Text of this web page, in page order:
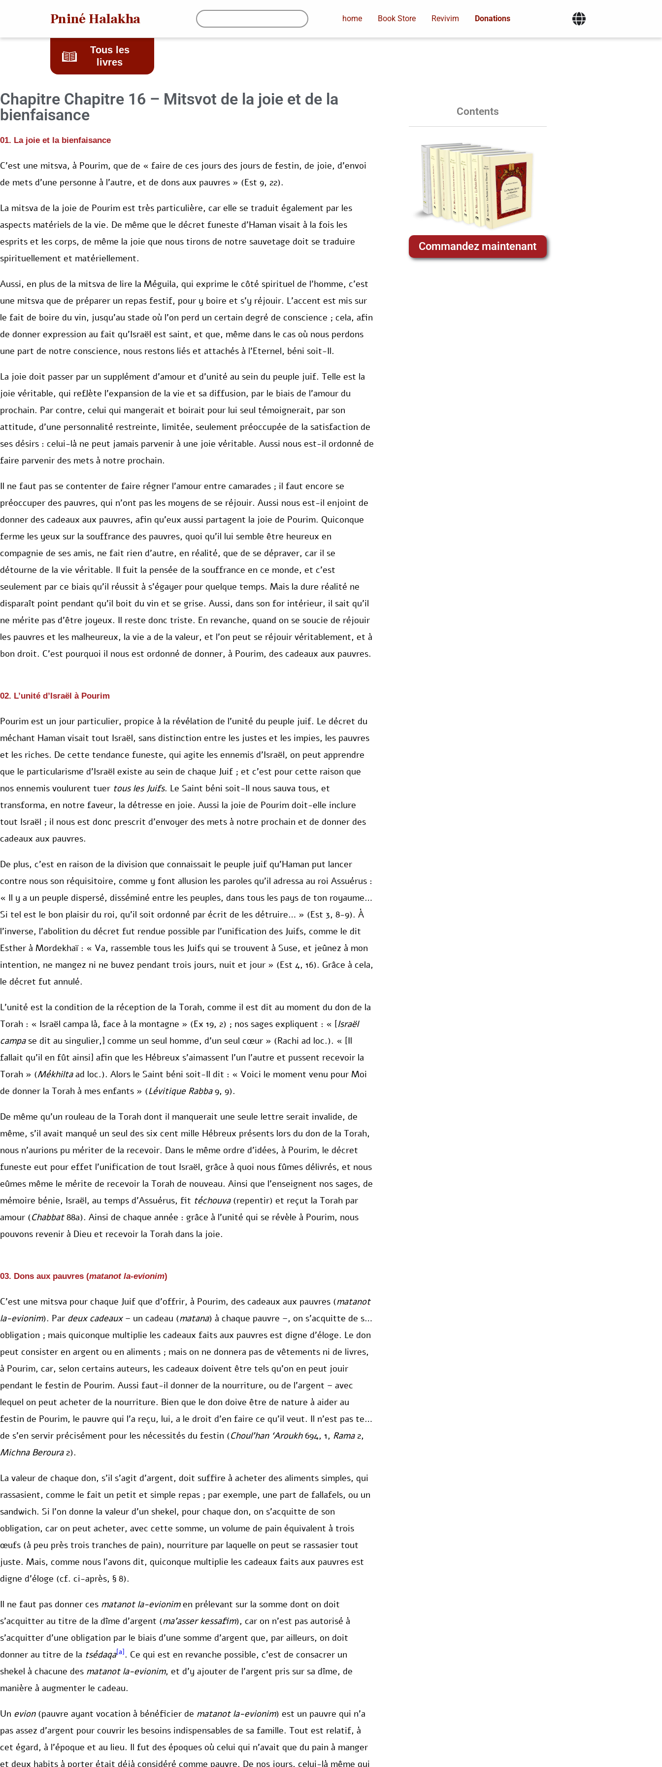
Pniné Halakha home Book Store Revivim Donations
Tous les
livres
Chapitre 16 – Mitsvot de la joie et de la
bienfaisance
01. La joie et la bienfaisance
C’est une mitsva, à Pourim, que de « faire de ces jours des jours de festin, de joie, d’envoi
de mets d’une personne à l’autre, et de dons aux pauvres » (Est 9, 22).
La mitsva de la joie de Pourim est très particulière, car elle se traduit également par les
aspects matériels de la vie. De même que le décret funeste d’Haman visait à la fois les
esprits et les corps, de même la joie que nous tirons de notre sauvetage doit se traduire
spirituellement et matériellement.
Aussi, en plus de la mitsva de lire la Méguila, qui exprime le côté spirituel de l’homme, c’est
une mitsva que de préparer un repas festif, pour y boire et s’y réjouir. L’accent est mis sur
le fait de boire du vin, jusqu’au stade où l’on perd un certain degré de conscience ; cela, afin
de donner expression au fait qu’Israël est saint, et que, même dans le cas où nous perdons
une part de notre conscience, nous restons liés et attachés à l’Eternel, béni soit-Il.
La joie doit passer par un supplément d’amour et d’unité au sein du peuple juif. Telle est la
joie véritable, qui reflète l’expansion de la vie et sa diffusion, par le biais de l’amour du
prochain. Par contre, celui qui mangerait et boirait pour lui seul témoignerait, par son
attitude, d’une personnalité restreinte, limitée, seulement préoccupée de la satisfaction de
ses désirs : celui-là ne peut jamais parvenir à une joie véritable. Aussi nous est-il ordonné de
faire parvenir des mets à notre prochain.
Il ne faut pas se contenter de faire régner l’amour entre camarades ; il faut encore se
préoccuper des pauvres, qui n’ont pas les moyens de se réjouir. Aussi nous est-il enjoint de
donner des cadeaux aux pauvres, afin qu’eux aussi partagent la joie de Pourim. Quiconque
ferme les yeux sur la souffrance des pauvres, quoi qu’il lui semble être heureux en
compagnie de ses amis, ne fait rien d’autre, en réalité, que de se dépraver, car il se
détourne de la vie véritable. Il fuit la pensée de la souffrance en ce monde, et c’est
seulement par ce biais qu’il réussit à s’égayer pour quelque temps. Mais la dure réalité ne
disparaît point pendant qu’il boit du vin et se grise. Aussi, dans son for intérieur, il sait qu’il
ne mérite pas d’être joyeux. Il reste donc triste. En revanche, quand on se soucie de réjouir
les pauvres et les malheureux, la vie a de la valeur, et l’on peut se réjouir véritablement, et à
bon droit. C’est pourquoi il nous est ordonné de donner, à Pourim, des cadeaux aux pauvres.
02. L’unité d’Israël à Pourim
Pourim est un jour particulier, propice à la révélation de l’unité du peuple juif. Le décret du
méchant Haman visait tout Israël, sans distinction entre les justes et les impies, les pauvres
et les riches. De cette tendance funeste, qui agite les ennemis d’Israël, on peut apprendre
que le particularisme d’Israël existe au sein de chaque Juif ; et c’est pour cette raison que
nos ennemis voulurent tuer tous les Juifs. Le Saint béni soit-Il nous sauva tous, et
transforma, en notre faveur, la détresse en joie. Aussi la joie de Pourim doit-elle inclure
tout Israël ; il nous est donc prescrit d’envoyer des mets à notre prochain et de donner des
cadeaux aux pauvres.
De plus, c’est en raison de la division que connaissait le peuple juif qu’Haman put lancer
contre nous son réquisitoire, comme y font allusion les paroles qu’il adressa au roi Assuérus :
« Il y a un peuple dispersé, disséminé entre les peuples, dans tous les pays de ton royaume…
Si tel est le bon plaisir du roi, qu’il soit ordonné par écrit de les détruire… » (Est 3, 8-9). À
l’inverse, l’abolition du décret fut rendue possible par l’unification des Juifs, comme le dit
Esther à Mordekhaï : « Va, rassemble tous les Juifs qui se trouvent à Suse, et jeûnez à mon
intention, ne mangez ni ne buvez pendant trois jours, nuit et jour » (Est 4, 16). Grâce à cela,
le décret fut annulé.
L’unité est la condition de la réception de la Torah, comme il est dit au moment du don de la
Torah : « Israël campa là, face à la montagne » (Ex 19, 2) ; nos sages expliquent : « [Israël
campase dit au singulier,] comme un seul homme, d’un seul cœur » (Rachi ad loc.). « [Il
fallait qu’il en fût ainsi] afin que les Hébreux s’aimassent l’un l’autre et pussent recevoir la
Torah » (Mékhiltaad loc.). Alors le Saint béni soit-Il dit : « Voici le moment venu pour Moi
de donner la Torah à mes enfants » (Lévitique Rabba9, 9).
De même qu’un rouleau de la Torah dont il manquerait une seule lettre serait invalide, de
même, s’il avait manqué un seul des six cent mille Hébreux présents lors du don de la Torah,
nous n’aurions pu mériter de la recevoir. Dans le même ordre d’idées, à Pourim, le décret
funeste eut pour effet l’unification de tout Israël, grâce à quoi nous fûmes délivrés, et nous
eûmes même le mérite de recevoir la Torah de nouveau. Ainsi que l’enseignent nos sages, de
mémoire bénie, Israël, au temps d’Assuérus, fit téchouva(repentir) et reçut la Torah par
amour (Chabbat88a). Ainsi de chaque année : grâce à l’unité qui se révèle à Pourim, nous
pouvons revenir à Dieu et recevoir la Torah dans la joie.
03. Dons aux pauvres (matanot la-evionim)
C’est une mitsva pour chaque Juif que d’offrir, à Pourim, des cadeaux aux pauvres (matanot
la-evionim). Par deux cadeaux– un cadeau (matana) à chaque pauvre –, on s’acquitte de son
obligation ; mais quiconque multiplie les cadeaux faits aux pauvres est digne d’éloge. Le don
peut consister en argent ou en aliments ; mais on ne donnera pas de vêtements ni de livres,
à Pourim, car, selon certains auteurs, les cadeaux doivent être tels qu’on en peut jouir
pendant le festin de Pourim. Aussi faut-il donner de la nourriture, ou de l’argent – avec
lequel on peut acheter de la nourriture. Bien que le don doive être de nature à aider au
festin de Pourim, le pauvre qui l’a reçu, lui, a le droit d’en faire ce qu’il veut. Il n’est pas tenu
de s’en servir précisément pour les nécessités du festin (Choul’han ‘Aroukh694, 1, Rama2,
Michna Beroura2).
La valeur de chaque don, s’il s’agit d’argent, doit suffire à acheter des aliments simples, qui
rassasient, comme le fait un petit et simple repas ; par exemple, une part de fallafels, ou un
sandwich. Si l’on donne la valeur d’un shekel, pour chaque don, on s’acquitte de son
obligation, car on peut acheter, avec cette somme, un volume de pain équivalent à trois
œufs (à peu près trois tranches de pain), nourriture par laquelle on peut se rassasier tout
juste. Mais, comme nous l’avons dit, quiconque multiplie les cadeaux faits aux pauvres est
digne d’éloge (cf. ci-après, § 8).
Il ne faut pas donner ces matanot la-evionimen prélevant sur la somme dont on doit
s’acquitter au titre de la dîme d’argent (ma’asser kessafim), car on n’est pas autorisé à
s’acquitter d’une obligation par le biais d’une somme d’argent que, par ailleurs, on doit
donner au titre de la tsédaqa[a] . Ce qui est en revanche possible, c’est de consacrer un
shekel à chacune des matanot la-evionim, et d’y ajouter de l’argent pris sur sa dîme, de
manière à augmenter le cadeau.
Un evion (pauvre ayant vocation à bénéficier de matanot la-evionim) est un pauvre qui n’a
pas assez d’argent pour couvrir les besoins indispensables de sa famille. Tout est relatif, à
cet égard, à l’époque et au lieu. Il fut des époques où celui qui n’avait que du pain à manger
et deux habits à porter était déjà considéré comme pauvre. De nos jours, celui-là même qui
Contents
Commandez maintenant